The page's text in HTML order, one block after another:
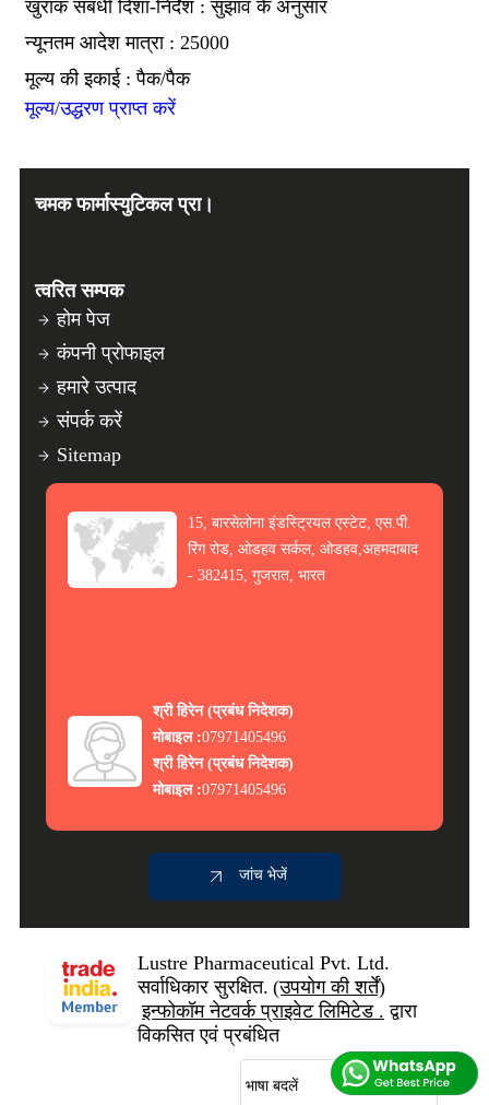
खुराक संबंधी दिशा-निर्देश : सुझाव के अनुसार
न्यूनतम आदेश मात्रा : 25000
मूल्य की इकाई : पैक/पैक
मूल्य/उद्धरण प्राप्त करें
चमक फार्मास्युटिकल प्रा।
त्वरित सम्पक
होम पेज
कंपनी प्रोफाइल
हमारे उत्पाद
संपर्क करें
Sitemap
15, बारसेलोना इंडस्ट्रियल एस्टेट, एस.पी.
रिंग रोड, ओडहव सर्कल, ओडहव,अहमदाबाद
- 382415, गुजरात, भारत
श्री हिरेन(प्रबंध निदेशक)
मोबाइल :07971405496
श्री हिरेन(प्रबंध निदेशक)
मोबाइल :07971405496
जांच भेजें
Lustre Pharmaceutical Pvt. Ltd.
सर्वाधिकार सुरक्षित. (उपयोग की शर्तें)
इन्फोकॉम नेटवर्क प्राइवेट लिमिटेड . द्वारा
विकसित एवं प्रबंधित
भाषा बदलें